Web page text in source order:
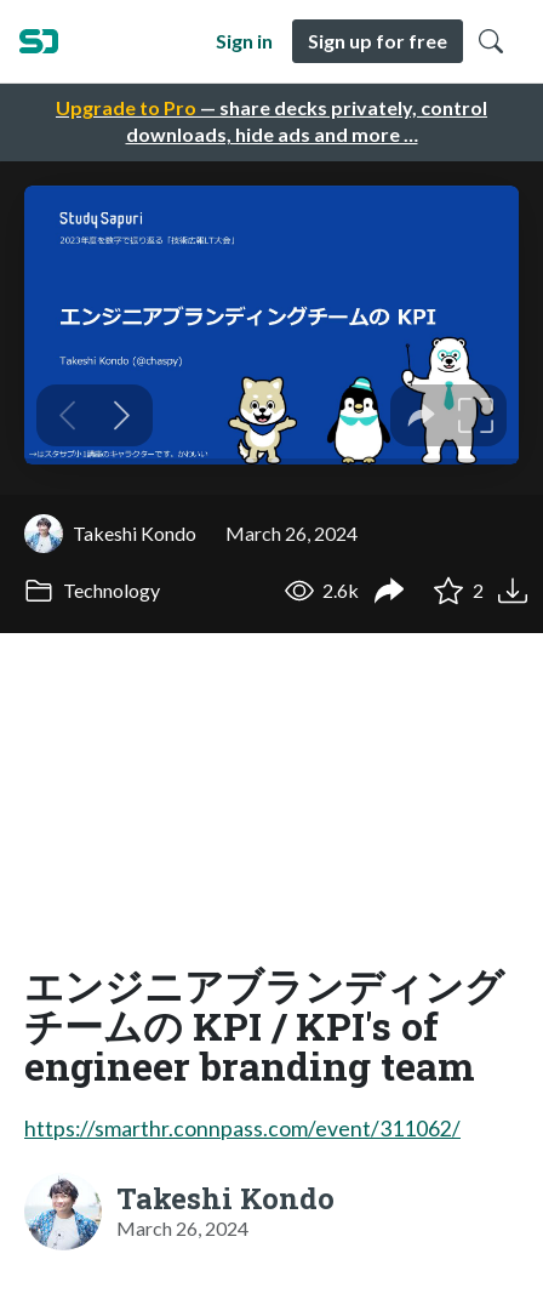
Upgrade to Pro — share decks privately, control
downloads, hide ads and more …
Sign in Sign up for free
Takeshi Kondo March 26, 2024
Technology 2.6k 2
エンジニアブランディング
チームの KPI / KPI's of
engineer branding team
https://smarthr.connpass.com/event/311062/
Takeshi Kondo
March 26, 2024